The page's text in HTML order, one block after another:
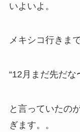
いよいよ。
メキシコ行きま
“12月まだ先だな
と言っていたの
ぎます。。